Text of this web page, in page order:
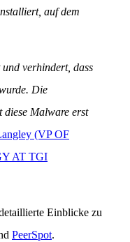
auf dem
verhindert, dass
Die
diese Malware erst
(VP OF
AT TGI
Einblicke zu
PeerSpot.